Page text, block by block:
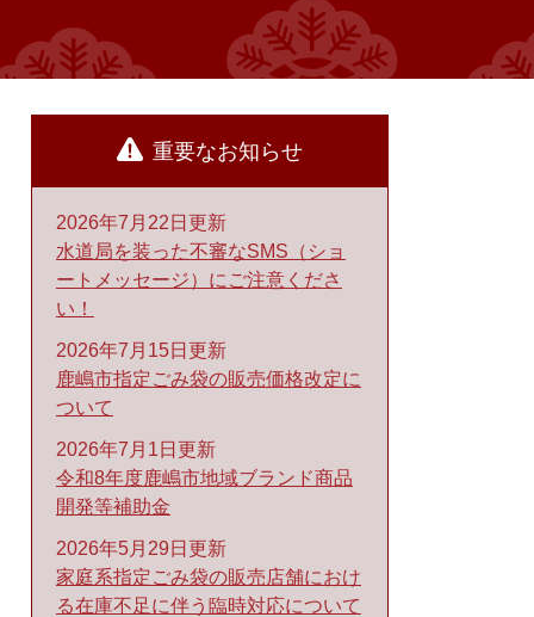
重要なお知らせ
2026年7月22日更新
水道局を装った不審なSMS（ショ
ートメッセージ）にご注意くださ
い！
2026年7月15日更新
鹿嶋市指定ごみ袋の販売価格改定に
ついて
2026年7月1日更新
令和8年度鹿嶋市地域ブランド商品
開発等補助金
2026年5月29日更新
家庭系指定ごみ袋の販売店舗におけ
る在庫不足に伴う臨時対応について